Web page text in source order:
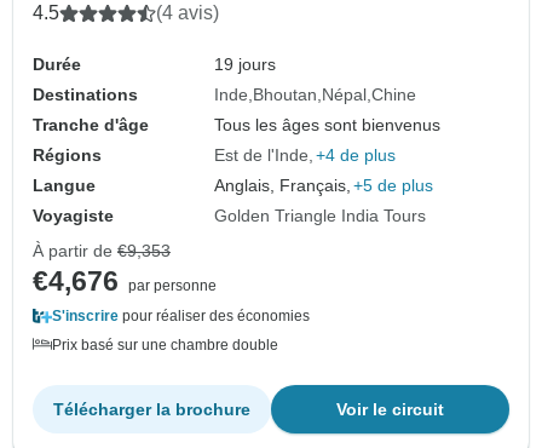
4.5 (4 avis)
Durée
19 jours
Destinations
Inde Bhoutan Népal Chine
Tranche d'âge
Tous les âges sont bienvenus
Régions
Est de l'Inde +4 de plus
Langue
Anglais, Français, +5 de plus
Voyagiste
Golden Triangle India Tours
À partir de €9,353
€4,676
par personne
S'inscrire pour réaliser des économies
Prix basé sur une chambre double
Voir le circuit
Télécharger la brochure